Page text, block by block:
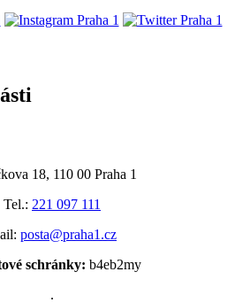
18, 110 00 Praha 1
Tel.: 221 097 111
posta@praha1.cz
schránky: b4eb2my
.